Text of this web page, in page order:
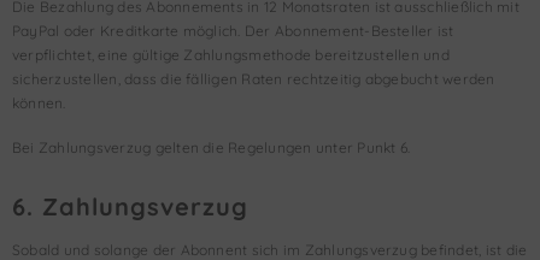
Die Bezahlung des Abonnements in 12 Monatsraten ist ausschließlich mit
PayPal oder Kreditkarte möglich. Der Abonnement-Besteller ist
verpflichtet, eine gültige Zahlungsmethode bereitzustellen und
sicherzustellen, dass die fälligen Raten rechtzeitig abgebucht werden
können.
Bei Zahlungsverzug gelten die Regelungen unter Punkt 6.
6. Zahlungsverzug
Sobald und solange der Abonnent sich im Zahlungsverzug befindet, ist die